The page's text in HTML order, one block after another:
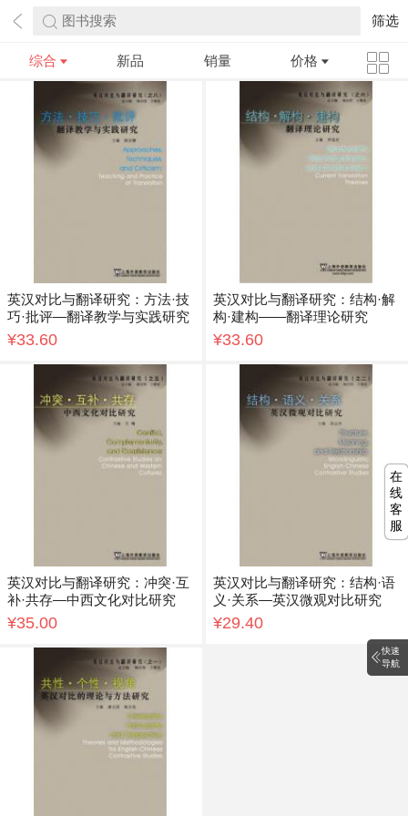
图书搜索 筛选
综合 新品 销量 价格
英汉对比与翻译研究：方法·技
巧·批评—翻译教学与实践研究
¥33.60
英汉对比与翻译研究：结构·解
构·建构——翻译理论研究
¥33.60
英汉对比与翻译研究：冲突·互
补·共存—中西文化对比研究
¥35.00
英汉对比与翻译研究：结构·语
义·关系—英汉微观对比研究
¥29.40
快速
导航
在
线
客
服